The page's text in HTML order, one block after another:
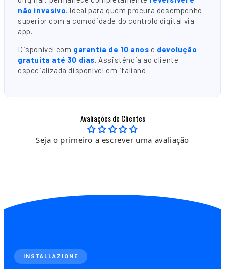
não invasivo. Ideal para quem procura desempenho
superior com a comodidade do controlo digital via
app.
Disponível com garantia de 10 anos e devolução
gratuita até 30 dias. Assistência ao cliente
especializada disponível em italiano.
Avaliações de Clientes
Seja o primeiro a escrever uma avaliação
INSTALLAZIONE